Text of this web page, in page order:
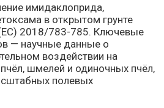
имидаклоприда,
в открытом грунте
2018/783-785. Ключевые
— научные данные о
воздействии на
шмелей и одиночных пчёл,
полевых